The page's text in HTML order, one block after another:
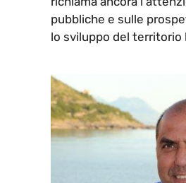
pubbliche e sulle
lo sviluppo del territorio